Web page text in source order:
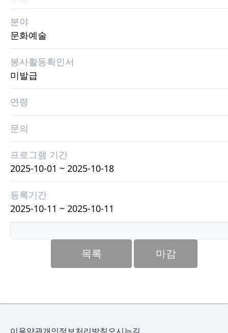
분야
문화예술
봉사활동확인서
미발급
연령
문의
프로그램 기간
2025-10-01 ~ 2025-10-18
등록기간
2025-10-11 ~ 2025-10-11
목록 마감